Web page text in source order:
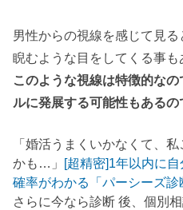
男性からの視線を感じて見
睨むような目をしてくる事も
このような視線は特徴的な
ルに発展する可能性もあるの
「婚活うまくいかなくて、
かも…」 [超精密]1年以内に
確率がわかる「パーシーズ診
さらに今なら診断 後、個別